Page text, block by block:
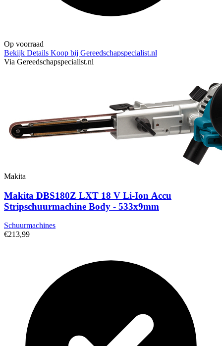
Op voorraad
Bekijk Details Koop bij Gereedschapspecialist.nl
Via Gereedschapspecialist.nl
Makita
Makita DBS180Z LXT 18 V Li-Ion Accu
Stripschuurmachine Body - 533x9mm
Schuurmachines
€213,99